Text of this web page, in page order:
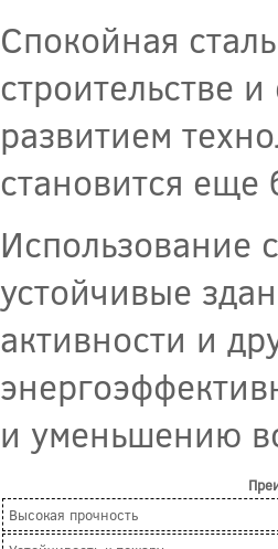
Спокойная
строительстве
развитием
становится еще
Использование
устойчивые
активности и
и уменьшению
Высокая прочность